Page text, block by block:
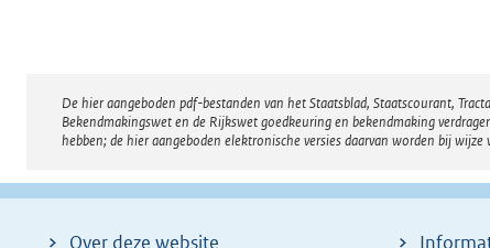
Disclaimer
De hier aangeboden pdf-bestanden van het Staatsblad, Staatscourant,
Bekendmakingswet en de Rijkswet goedkeuring en bekendmaking
hebben; de hier aangeboden elektronische versies daarvan worden bij wijze
Over deze website